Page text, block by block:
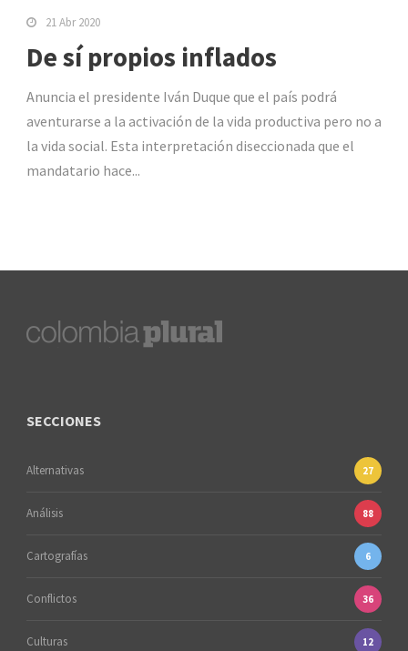
21 Abr 2020
De sí propios inflados
Anuncia el presidente Iván Duque que el país podrá
aventurarse a la activación de la vida productiva pero no a
la vida social. Esta interpretación diseccionada que el
mandatario hace...
SECCIONES
Alternativas 27
Análisis 88
Cartografías 6
Conflictos 36
Culturas 12